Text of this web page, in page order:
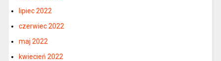
lipiec 2022
czerwiec 2022
maj 2022
kwiecień 2022